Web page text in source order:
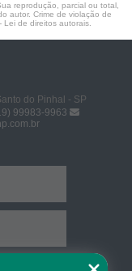
reprodução, parcial ou total,
autor. Crime de violação de
Lei de direitos autorais
do Pinhal - SP
99983-9963